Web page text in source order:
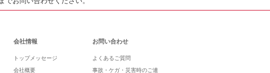
会社情報
トップメッセージ
会社概要
お問い合わせ
よくあるご質問
事故・ケガ・災害時のご連